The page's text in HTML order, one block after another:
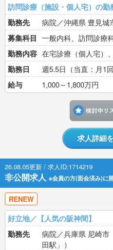
訪問診療（施設・個人宅）の
勤務先
病院／沖縄県 豊見城
募集科目 一般内科、訪問診療
勤務内容 在宅診療（個人宅）
勤務日 週5.5日（当直：月1回
給与 1,000～1,800万円
求人詳細
26.08.05更新 / 求人ID:1714219
非公開求人 ※会員の方(面会済み)に
RENEW
好立地／【人気の阪神間】
勤務先
病院／兵庫県 尼崎市
田駅」）